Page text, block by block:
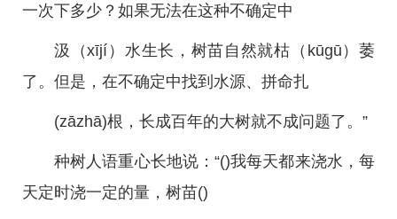
一次下多少？如果无法在这种不确定中
汲（xījí）水生长，树苗自然就枯（kūɡū）萎
了。但是，在不确定中找到水源、拼命扎
(zāzhā)根，长成百年的大树就不成问题了。”
种树人语重心长地说：“()我每天都来浇水，每
天定时浇一定的量，树苗()